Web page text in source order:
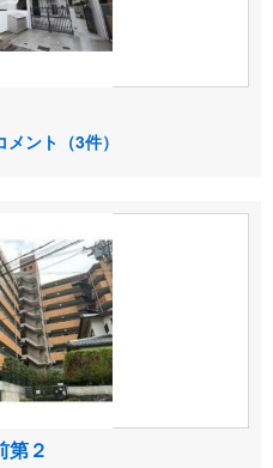
メント（3件）
第２